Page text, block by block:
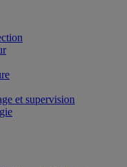
et supervision